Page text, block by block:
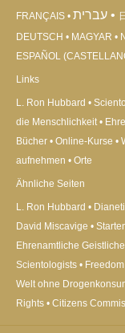
FRANÇAIS עברית
DEUTSCH
MAGYAR
ESPAÑOL
Links
L. Ron Hubbard
die Menschlichkeit
Bücher
Online-Kurse
aufnehmen
Orte
Ähnliche Seiten
L. Ron Hubbard
David Miscavige
Ehrenamtliche
Scientologists
Welt ohne
Rights
Citizens